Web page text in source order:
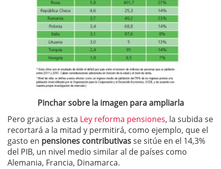
Pinchar sobre la imagen para ampliarla
Pero gracias a esta Ley reforma pensiones, la subida se
recortará a la mitad y permitirá, como ejemplo, que el
gasto en pensiones contributivasse sitúe en el 14,3%
del PIB, un nivel medio similar al de países como
Alemania, Francia, Dinamarca.